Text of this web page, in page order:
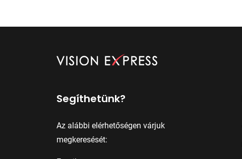
Segíthetünk?
Az alábbi elérhetőségen várjuk
megkeresését: